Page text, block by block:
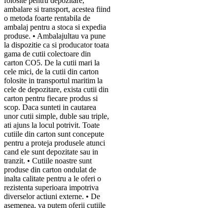
ambalare si transport, acestea fiind
o metoda foarte rentabila de
ambalaj pentru a stoca si expedia
produse. • Ambalajultau va pune
la dispozitie ca si producator toata
gama de cutii colectoare din
carton CO5. De la cutii mari la
cele mici, de la cutii din carton
folosite in transportul maritim la
cele de depozitare, exista cutii din
carton pentru fiecare produs si
scop. Daca sunteti in cautarea
unor cutii simple, duble sau triple,
ati ajuns la locul potrivit. Toate
cutiile din carton sunt concepute
pentru a proteja produsele atunci
cand ele sunt depozitate sau in
tranzit. • Cutiile noastre sunt
produse din carton ondulat de
inalta calitate pentru a le oferi o
rezistenta superioara impotriva
diverselor actiuni externe. • De
asemenea, va putem oferii cutiile